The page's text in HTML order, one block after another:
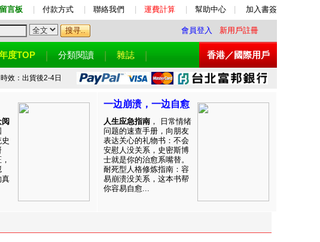
言板 付款方式 聯絡我們 運費計算 幫助中心 加入書簽
會員登入 新用戶註冊
度TOP 分類閱讀 雜誌 香港／國際用戶
效：出貨後2-4日
真
一边崩溃，一边自愈
人生应急指南 ， 日常情绪
问题的速查手册，向朋友
表达关心的礼物书：不会
安慰人没关系，史密斯博
士就是你的治愈系嘴替。
耐死型人格修炼指南：容
易崩溃没关系，这本书帮
你容易自愈...